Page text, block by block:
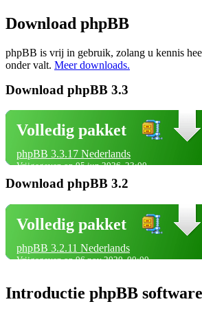
Download phpBB
phpBB is vrij in gebruik, zolang u kennis
onder valt. Meer downloads.
Download phpBB 3.3
Volledig pakket
phpBB 3.3.17 Nederlands
Vrijgegeven op 05 jun 2026, 23:00
Download phpBB 3.2
Volledig pakket
phpBB 3.2.11 Nederlands
Vrijgegeven op 06 nov 2020, 00:00
Introductie phpBB software